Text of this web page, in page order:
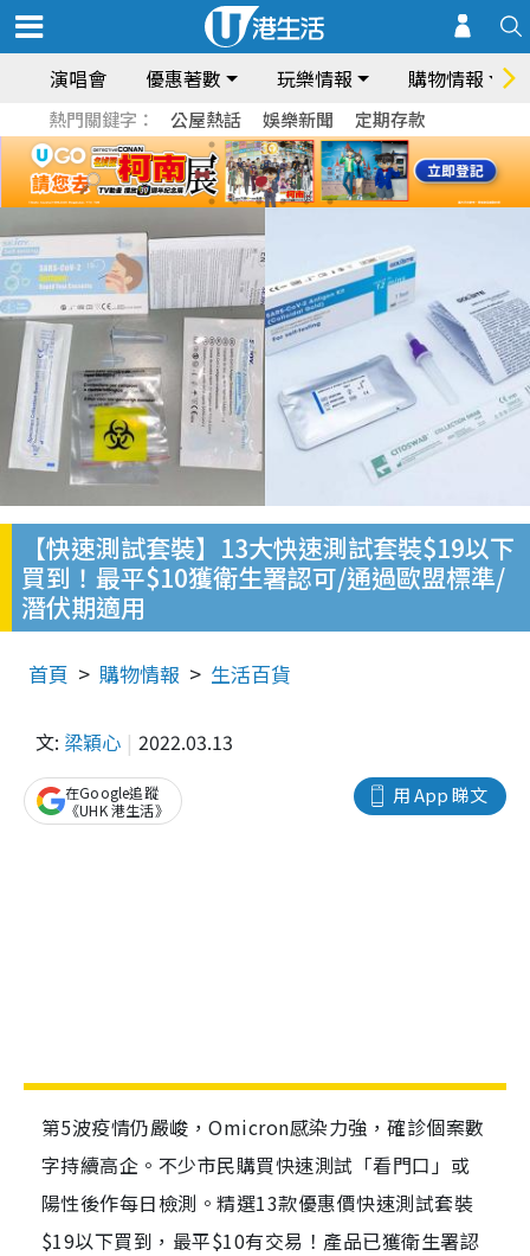
演唱會 優惠著數 玩樂情報 購物情報
熱門關鍵字： 公屋熱話 娛樂新聞 定期存款
【快速測試套裝】13大快速測試套裝$19以下
買到！最平$10獲衛生署認可/通過歐盟標準/
潛伏期適用
首頁 購物情報 生活百貨
文: 梁穎心 2022.03.13
用 App 睇文
在Google追蹤
《UHK 港生活》
第5波疫情仍嚴峻，Omicron感染力強，確診個案數
字持續高企。不少市民購買快速測試「看門口」或
陽性後作每日檢測。精選13款優惠價快速測試套裝
$19以下買到，最平$10有交易！產品已獲衛生署認